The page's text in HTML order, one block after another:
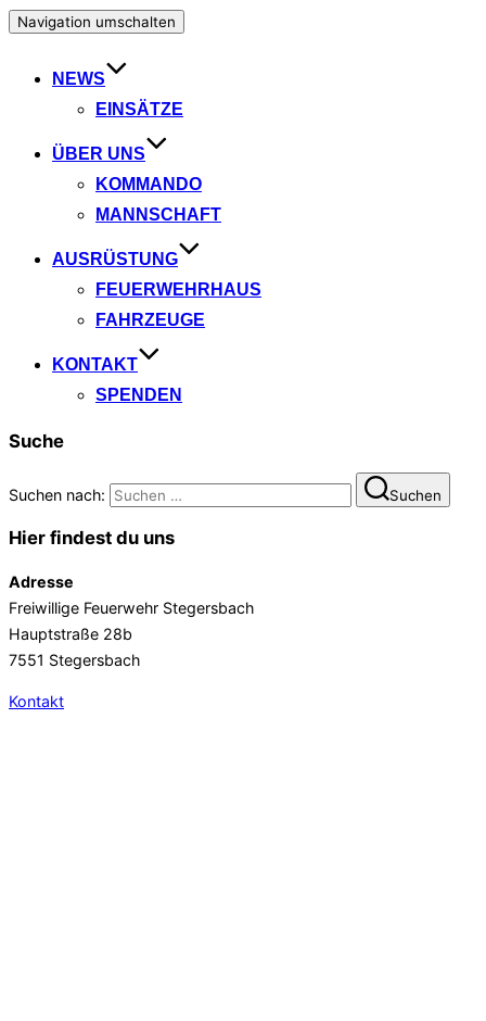
Navigation umschalten
NEWS
EINSÄTZE
ÜBER UNS
KOMMANDO
MANNSCHAFT
AUSRÜSTUNG
FEUERWEHRHAUS
FAHRZEUGE
KONTAKT
SPENDEN
Suche
Suchen nach: Suchen
Hier findest du uns
Adresse
Freiwillige Feuerwehr Stegersbach
Hauptstraße 28b
7551 Stegersbach
Kontakt